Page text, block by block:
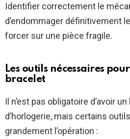
Identifier correctement le
d’endommager définitivement
forcer sur une pièce fragile.
Les outils nécessaires
bracelet
Il n’est pas obligatoire d’avoir
d’horlogerie, mais certains
grandement l’opération :